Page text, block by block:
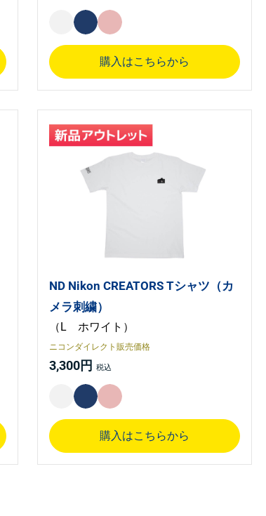
購入はこちらから
ND Nikon CREATORS Tシャツ（カ
メラ刺繍）
（L ホワイト）
ニコンダイレクト販売価格
3,300円
購入はこちらから